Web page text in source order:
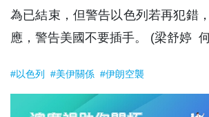
為已結束，但警告以色列若再犯錯
應，警告美國不要插手。 (梁舒婷
#以色列 #美伊關係 #伊朗空襲